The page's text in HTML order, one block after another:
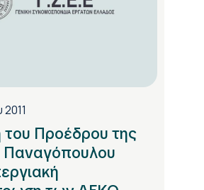
2011
Προέδρου της
Παναγόπουλου